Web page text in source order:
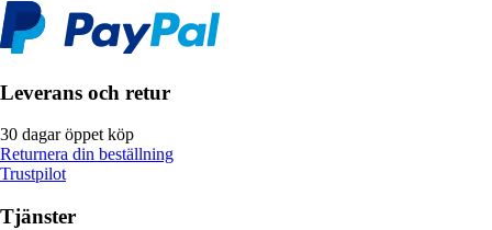
Leverans och retur
30 dagar öppet köp
Returnera din beställning
Trustpilot
Tjänster